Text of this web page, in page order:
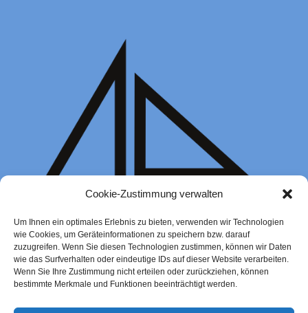
Cookie-Zustimmung verwalten
Um Ihnen ein optimales Erlebnis zu bieten, verwenden wir Technologien
wie Cookies, um Geräteinformationen zu speichern bzw. darauf
zuzugreifen. Wenn Sie diesen Technologien zustimmen, können wir Daten
wie das Surfverhalten oder eindeutige IDs auf dieser Website verarbeiten.
Wenn Sie Ihre Zustimmung nicht erteilen oder zurückziehen, können
bestimmte Merkmale und Funktionen beeinträchtigt werden.